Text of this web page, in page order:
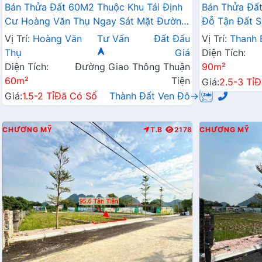
Bán Thửa Đất 60M2 Thuộc Khu Tái Định
Cư Hoàng Văn Thụ Ngay Sát Mặt Đường
Kinh Doanh QL21A
Vị Trí: Hoàng Văn
Thụ
Tư Vấn
Đất Đấu
Giá
Diện Tích:
60m²
Đường Giao Thông Thuận
Tiện
Giá:1.5-2 TỉĐã Có Sổ Thành Đất Ven Đô→
Bán Thửa
Đỗ Tận Đất
Liên Xã
Vị Trí: Thanh
Diện Tích:
90m²
Giá:2.5-3 Tỉ
CHƯƠNG MỸ T.B 2178 CHƯƠNG MỸ